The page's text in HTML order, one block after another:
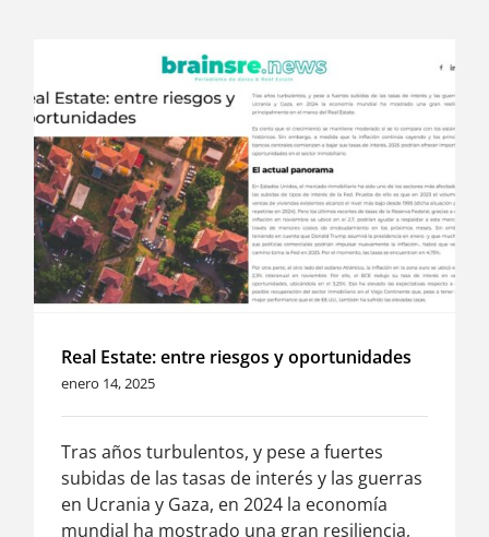
Real Estate: entre riesgos y oportunidades
enero 14, 2025
Tras años turbulentos, y pese a fuertes
subidas de las tasas de interés y las guerras
en Ucrania y Gaza, en 2024 la economía
mundial ha mostrado una gran resiliencia,